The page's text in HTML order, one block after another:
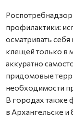
профилактики:
осматривать себя
клещей только в
аккуратно
придомовые
необходимости
В городах также
в Архангельске